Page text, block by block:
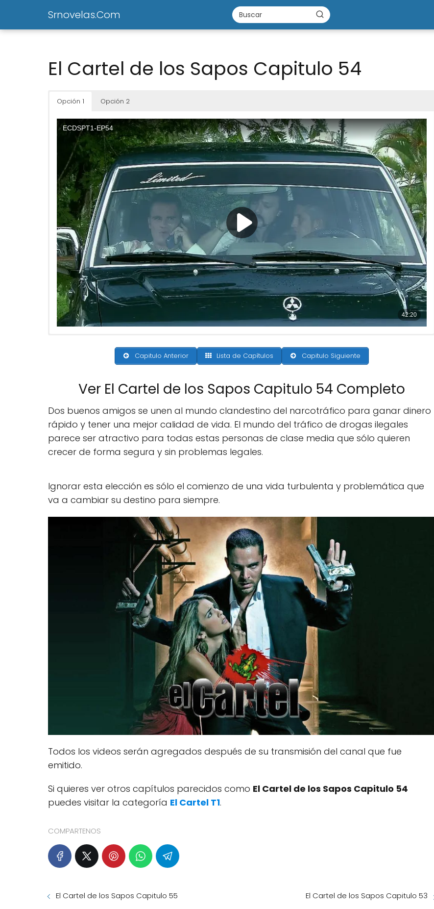
Srnovelas.Com
El Cartel de los Sapos Capitulo 54
Opción 1 Opción 2
Capitulo Anterior Lista de Capítulos Capitulo Siguiente
Ver El Cartel de los Sapos Capitulo 54 Completo
Dos buenos amigos se unen al mundo clandestino del narcotráfico para ganar dinero
rápido y tener una mejor calidad de vida. El mundo del tráfico de drogas ilegales
parece ser atractivo para todas estas personas de clase media que sólo quieren
crecer de forma segura y sin problemas legales.
Ignorar esta elección es sólo el comienzo de una vida turbulenta y problemática que
va a cambiar su destino para siempre.
Todos los videos serán agregados después de su transmisión del canal que fue
emitido.
Si quieres ver otros capítulos parecidos como El Cartel de los Sapos Capitulo 54
puedes visitar la categoría El Cartel T1.
COMPARTENOS
El Cartel de los Sapos Capitulo 55 El Cartel de los Sapos Capitulo 53